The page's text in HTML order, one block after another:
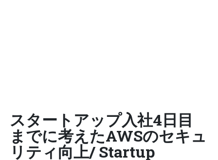
スタートアップ入社4日目
までに考えたAWSのセキュ
リティ向上/ Startup